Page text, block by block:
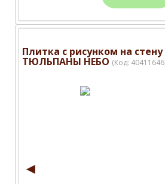
Плитка с рисунком на
ТЮЛЬПАНЫ НЕБО (Код: 40411646
◄